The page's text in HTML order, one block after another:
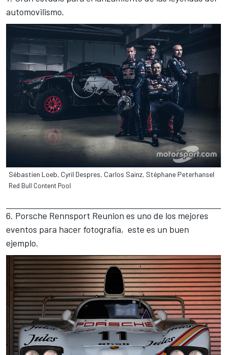
automovilismo.
Sébastien Loeb, Cyril Despres, Carlos Sainz, Stéphane Peterhansel
Red Bull Content Pool
6. Porsche Rennsport Reunion es uno de los mejores
eventos para hacer fotografía, este es un buen
ejemplo.